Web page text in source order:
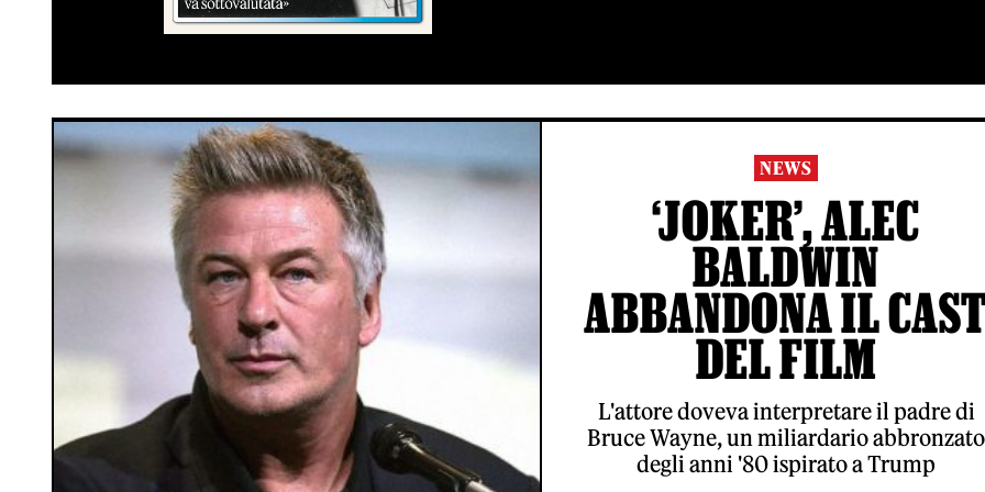
NEWS
‘JOKER’, ALEC
BALDWIN
ABBANDONA IL
DEL FILM
L'attore doveva interpretare il padre di
Bruce Wayne, un miliardario abbronzato
degli anni '80 ispirato a Trump